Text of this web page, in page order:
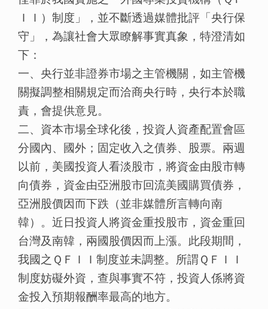
ＩＩ）制度」，並不斷透過媒體批評「央行保
守」，為讓社會大眾瞭解事實真象，特澄清如
下：
一、央行並非證券市場之主管機關，如主管機
關擬調整相關規定而洽商央行時，央行本於職
責，會提供意見。
二、資本市場全球化後，投資人資產配置會區
分國內、國外；固定收入之債券、股票。兩週
以前，美國投資人看淡股市，將資金由股市轉
向債券，資金由亞洲股市回流美國購買債券，
亞洲股價因而下跌（並非媒體所言轉向南
韓）。近日投資人將資金重投股市，資金重回
台灣及南韓，兩國股價因而上漲。此段期間，
我國之ＱＦＩＩ制度並未調整。所謂ＱＦＩＩ
制度妨礙外資，查與事實不符，投資人係將資
金投入預期報酬率最高的地方。